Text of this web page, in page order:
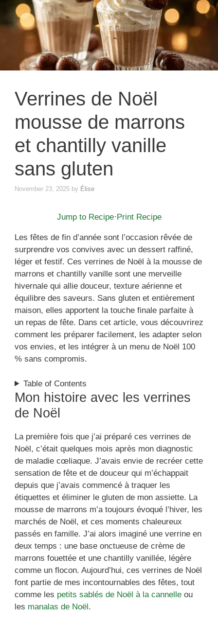
Verrines de Noël
mousse de marrons
et chantilly vanille
sans gluten
November 23, 2025 by Élise
Jump to Recipe· Print Recipe
Les fêtes de fin d’année sont l’occasion rêvée de
surprendre vos convives avec un dessert raffiné,
léger et festif. Ces verrines de Noël à la mousse de
marrons et chantilly vanille sont une merveille
hivernale qui allie douceur, texture aérienne et
équilibre des saveurs. Sans gluten et entièrement
maison, elles apportent la touche finale parfaite à
un repas de fête. Dans cet article, vous découvrirez
comment les préparer facilement, les adapter selon
vos envies, et les intégrer à un menu de Noël 100
% sans compromis.
Table of Contents
Mon histoire avec les verrines
de Noël
La première fois que j’ai préparé ces verrines de
Noël, c’était quelques mois après mon diagnostic
de maladie cœliaque. J’avais envie de recréer cette
sensation de fête et de douceur qui m’échappait
depuis que j’avais commencé à traquer les
étiquettes et éliminer le gluten de mon assiette. La
mousse de marrons m’a toujours évoqué l’hiver, les
marchés de Noël, et ces moments chaleureux
passés en famille. J’ai alors imaginé une verrine en
deux temps : une base onctueuse de crème de
marrons fouettée et une chantilly vanillée, légère
comme un flocon. Aujourd’hui, ces verrines de Noël
font partie de mes incontournables des fêtes, tout
comme les petits sablés de Noël à la cannelle ou
les manalas de Noël.